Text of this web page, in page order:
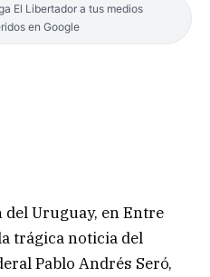
El Libertador a tus medios
en Google
del Uruguay, en Entre
trágica noticia del
Pablo Andrés Seró,